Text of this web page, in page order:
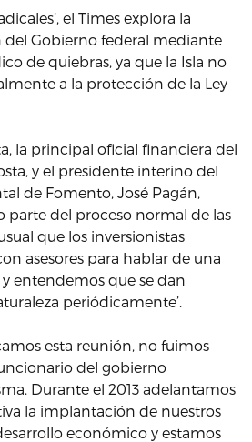
el Times explora la
Gobierno federal mediante
de quiebras, ya que la Isla no
a la protección de la Ley
la principal oficial financiera del
y el presidente interino del
de Fomento, José Pagán,
parte del proceso normal de las
que los inversionistas
asesores para hablar de una
entendemos que se dan
periódicamente’.
esta reunión, no fuimos
del gobierno
Durante el 2013 adelantamos
la implantación de nuestros
económico y estamos